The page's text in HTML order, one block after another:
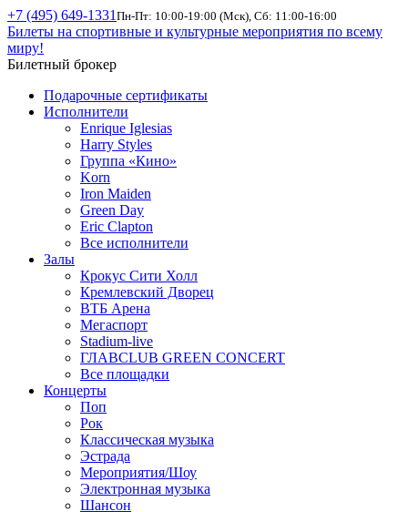
+7 (495) 649-1331 Пн-Пт: 10:00-19:00 (Мск), Сб: 11:00-16:00
Билеты на спортивные и культурные мероприятия по всему
миру!
Билетный брокер
Подарочные сертификаты
Исполнители
Enrique Iglesias
Harry Styles
Группа «Кино»
Korn
Iron Maiden
Green Day
Eric Clapton
Все исполнители
Залы
Крокус Сити Холл
Кремлевский Дворец
ВТБ Арена
Мегаспорт
Stadium-live
ГЛАВCLUB GREEN CONCERT
Все площадки
Концерты
Поп
Рок
Классическая музыка
Эстрада
Мероприятия/Шоу
Электронная музыка
Шансон